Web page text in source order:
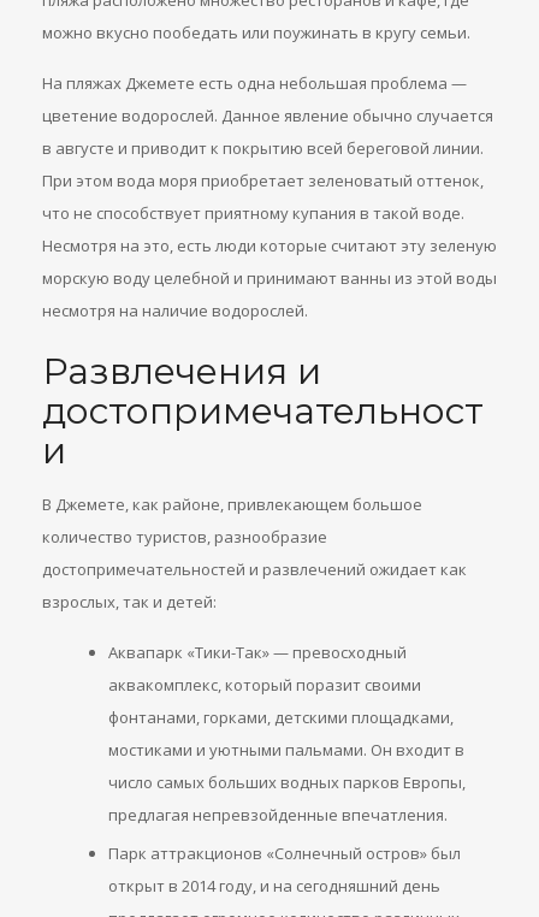
можно вкусно пообедать или поужинать в кругу семьи.
На пляжах Джемете есть одна небольшая проблема —
цветение водорослей. Данное явление обычно случается
в августе и приводит к покрытию всей береговой линии.
При этом вода моря приобретает зеленоватый оттенок,
что не способствует приятному купания в такой воде.
Несмотря на это, есть люди которые считают эту зеленую
морскую воду целебной и принимают ванны из этой воды
несмотря на наличие водорослей.
Развлечения и
достопримечательност
и
В Джемете, как районе, привлекающем большое
количество туристов, разнообразие
достопримечательностей и развлечений ожидает как
взрослых, так и детей:
Аквапарк «Тики-Так» — превосходный
аквакомплекс, который поразит своими
фонтанами, горками, детскими площадками,
мостиками и уютными пальмами. Он входит в
число самых больших водных парков Европы,
предлагая непревзойденные впечатления.
Парк аттракционов «Солнечный остров» был
открыт в 2014 году, и на сегодняшний день